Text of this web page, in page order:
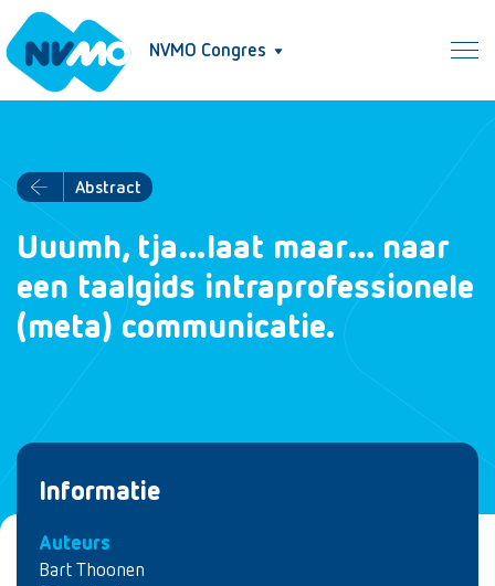
NVMO Congres
Abstract
Uuumh, tja…laat maar… naar
een taalgids intraprofessionele
(meta) communicatie.
Informatie
Auteurs
Bart Thoonen